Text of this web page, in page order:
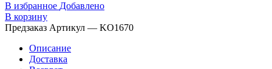
В избранное Добавлено
В корзину
Предзаказ Артикул — KO1670
Описание
Доставка